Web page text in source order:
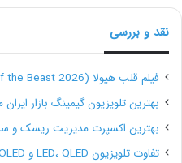
نقد و بررسی
فیلم قلب هیولا (Heart of the Beast 2026)
بهترین تلویزیون گیمینگ بازار
بهترین اکسپرت مدیریت ریسک و
تفاوت تلویزیون LED، QLED و OLED چیست؟